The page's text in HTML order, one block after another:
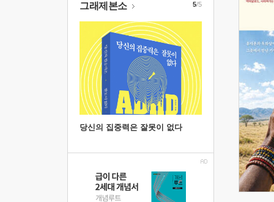
그래제본소
당신의 집중력은 잘못이 없다
5/5